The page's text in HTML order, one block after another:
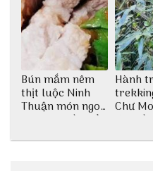
Bún mắm nêm
thịt luộc Ninh
Thuận món ngon
dân dã miền biển
Hành
Chư
tìm về